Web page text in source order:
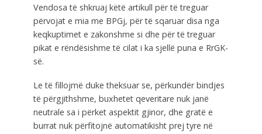
Vendosa të shkruaj këtë artikull për të treguar
përvojat e mia me BPGj, për të sqaruar disa nga
keqkuptimet e zakonshme si dhe për të treguar
pikat e rëndësishme të cilat i ka sjellë puna e RrGK-
së.
Le të fillojmë duke theksuar se, përkundër bindjes
të përgjithshme, buxhetet qeveritare nuk janë
neutrale sa i përket aspektit gjinor, dhe gratë e
burrat nuk përfitojnë automatikisht prej tyre në